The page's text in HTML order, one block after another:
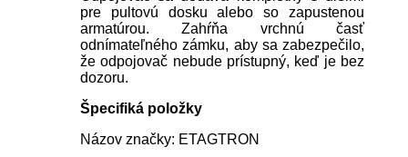
pre pultovú dosku alebo so zapustenou
armatúrou. Zahŕňa vrchnú časť
odnímateľného zámku, aby sa zabezpečilo,
že odpojovač nebude prístupný, keď je bez
dozoru.
Špecifiká položky
Názov značky: ETAGTRON